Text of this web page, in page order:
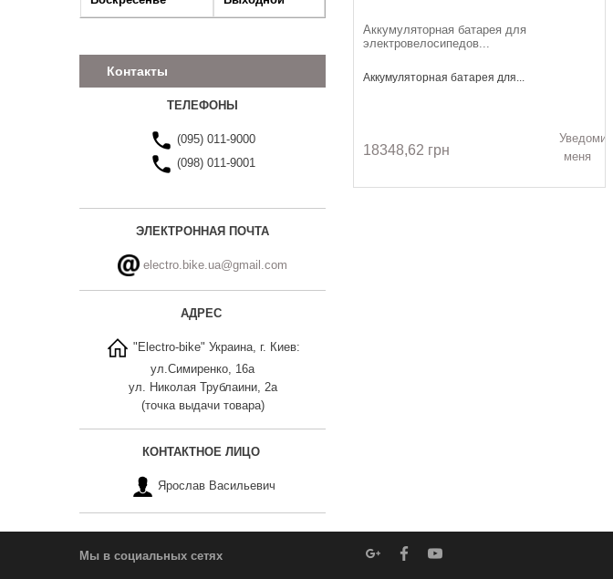
Контакты
ТЕЛЕФОНЫ
(095) 011-9000
(098) 011-9001
ЭЛЕКТРОННАЯ ПОЧТА
electro.bike.ua@gmail.com
АДРЕС
"Electro-bike" Украина, г. Киев:
ул.Симиренко, 16а
ул. Николая Трублаини, 2а
(точка выдачи товара)
КОНТАКТНОЕ ЛИЦО
Ярослав Васильевич
Аккумуляторная батарея для
электровелосипедов...
Аккумуляторная батарея для...
18348,62 грн
Уведомить
меня
Мы в социальных сетях